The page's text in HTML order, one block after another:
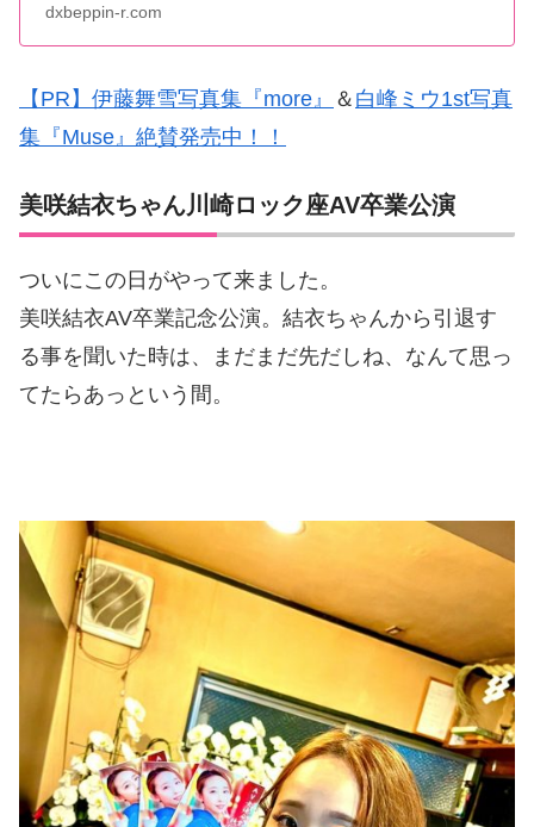
dxbeppin-r.com
【PR】伊藤舞雪写真集『more』 ＆ 白峰ミウ1st写真
集『Muse』絶賛発売中！！
美咲結衣ちゃん川崎ロック座AV卒業公演
ついにこの日がやって来ました。
美咲結衣AV卒業記念公演。結衣ちゃんから引退す
る事を聞いた時は、まだまだ先だしね、なんて思っ
てたらあっという間。